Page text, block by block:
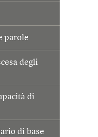
parole
degli
di
di base